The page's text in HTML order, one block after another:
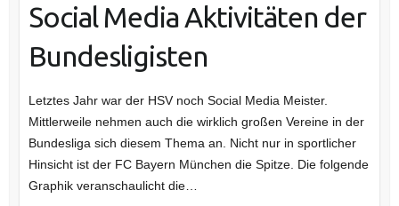
Social Media Aktivitäten der
Bundesligisten
Letztes Jahr war der HSV noch Social Media Meister.
Mittlerweile nehmen auch die wirklich großen Vereine in der
Bundesliga sich diesem Thema an. Nicht nur in sportlicher
Hinsicht ist der FC Bayern München die Spitze. Die folgende
Graphik veranschaulicht die…